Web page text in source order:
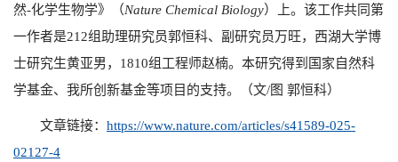
然-化学生物学》（Nature Chemical Biology）上。该工作共同第
一作者是212组助理研究员郭恒科、副研究员万旺，西湖大学博
士研究生黄亚男， 1810组工程师赵楠。本研究得到国家自然科
学基金、我所创新基金等项目的支持。（文/图 郭恒科）
文章链接： https://www.nature.com/articles/s41589-025-
02127-4